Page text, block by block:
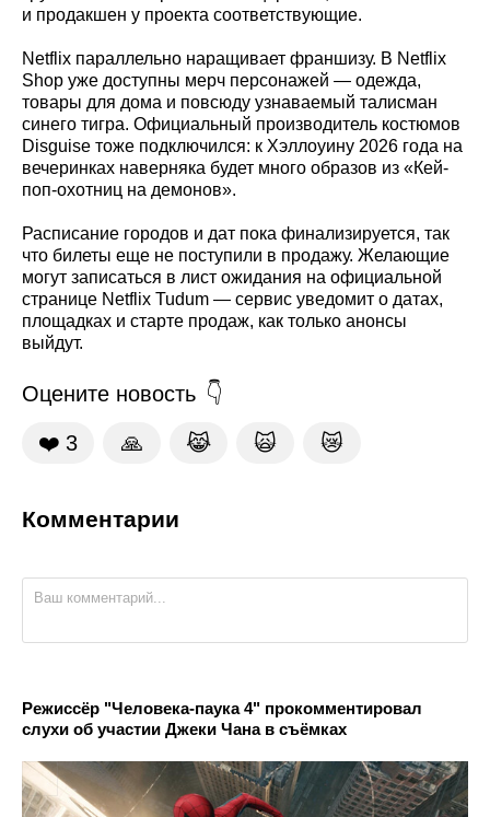
и продакшен у проекта соответствующие.
Netflix параллельно наращивает франшизу. В Netflix
Shop уже доступны мерч персонажей — одежда,
товары для дома и повсюду узнаваемый талисман
синего тигра. Официальный производитель костюмов
Disguise тоже подключился: к Хэллоуину 2026 года на
вечеринках наверняка будет много образов из «Кей-
поп-охотниц на демонов».
Расписание городов и дат пока финализируется, так
что билеты еще не поступили в продажу. Желающие
могут записаться в лист ожидания на официальной
странице Netflix Tudum — сервис уведомит о датах,
площадках и старте продаж, как только анонсы
выйдут.
Оцените новость
❤️ 3 🙏 😹 🙀 😿
Комментарии
Режиссёр "Человека-паука 4" прокомментировал
слухи об участии Джеки Чана в съёмках